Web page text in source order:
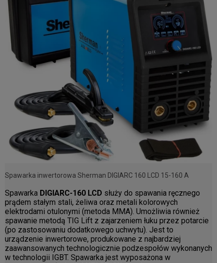
Spawarka inwertorowa Sherman DIGIARC 160 LCD 15-160 A
Spawarka DIGIARC-160 LCD służy do spawania ręcznego
prądem stałym stali, żeliwa oraz metali kolorowych
elektrodami otulonymi (metoda MMA). Umożliwia również
spawanie metodą TIG Lift z zajarzeniem łuku przez potarcie
(po zastosowaniu dodatkowego uchwytu). Jest to
urządzenie inwertorowe, produkowane z najbardziej
zaawansowanych technologicznie podzespołów wykonanych
w technologii IGBT. Spawarka jest wyposażona w